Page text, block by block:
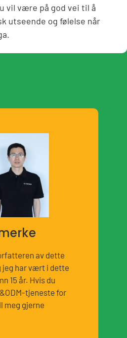
vil være på god vei til å
utseende og følelse når
av dette
jeg har vært i dette
15 år. Hvis du
tjeneste for
meg gjerne